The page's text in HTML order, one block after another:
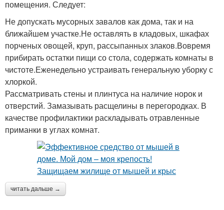
помещения. Следует:
Не допускать мусорных завалов как дома, так и на
ближайшем участке.Не оставлять в кладовых, шкафах
порченых овощей, круп, рассыпанных злаков.Вовремя
прибирать остатки пищи со стола, содержать комнаты в
чистоте.Еженедельно устраивать генеральную уборку с
хлоркой.
Рассматривать стены и плинтуса на наличие норок и
отверстий. Замазывать расщелины в перегородках. В
качестве профилактики раскладывать отравленные
приманки в углах комнат.
читать дальше →